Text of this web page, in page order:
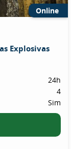
Online
Explosivas
24h
4
Sim